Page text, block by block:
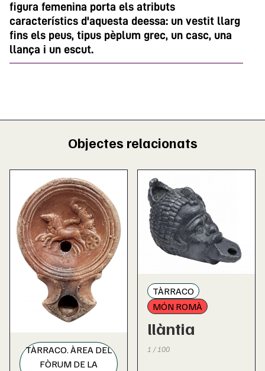
figura femenina porta els atributs
característics d'aquesta deessa: un vestit llarg
fins els peus, tipus pèplum grec, un casc, una
llança i un escut.
Objectes relacionats
TÀRRACO. ÀREA DEL
FÒRUM DE LA
TÀRRACO
MÓN ROMÀ
llàntia
1 / 100